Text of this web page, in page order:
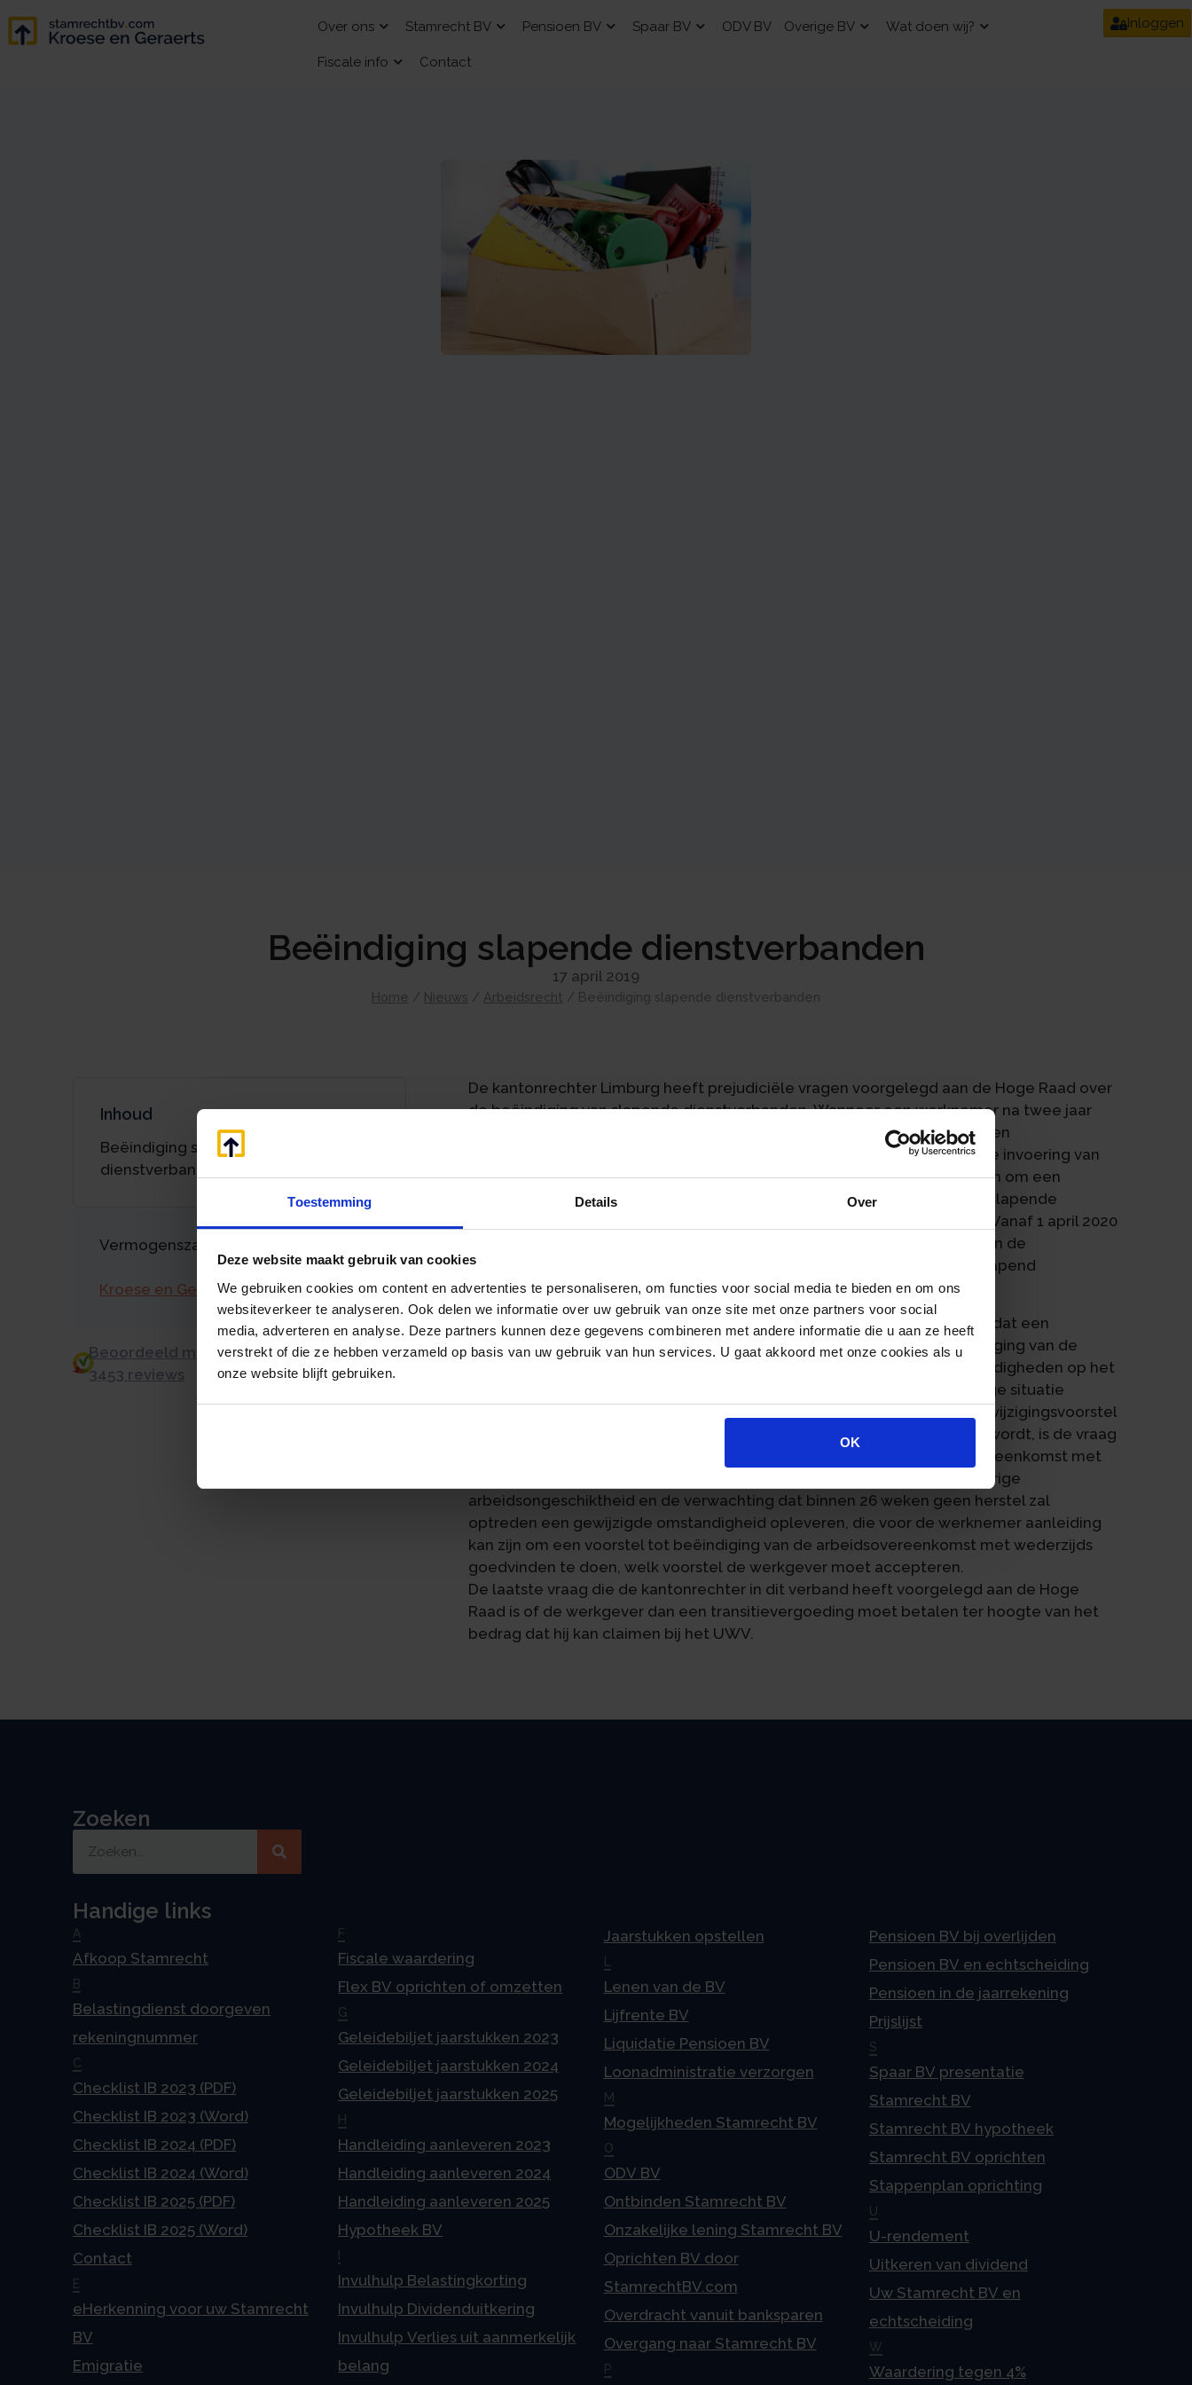
Toestemming Details Over
Deze website maakt gebruik van cookies
We gebruiken cookies om content en advertenties te personaliseren, om functies voor social media te bieden en om ons
websiteverkeer te analyseren. Ook delen we informatie over uw gebruik van onze site met onze partners voor social
media, adverteren en analyse. Deze partners kunnen deze gegevens combineren met andere informatie die u aan ze heeft
verstrekt of die ze hebben verzameld op basis van uw gebruik van hun services. U gaat akkoord met onze cookies als u
onze website blijft gebruiken.
OK
Over ons Stamrecht BV Pensioen BV Spaar BV ODV BV Overige BV Wat doen wij?
Fiscale info Contact
Inloggen
Beëindiging slapende dienstverbanden
17 april 2019
Home / Nieuws / Arbeidsrecht / Beëindiging slapende dienstverbanden
Inhoud
Beëindiging slapende
dienstverbanden
Vermogenszaken goed regelen?
Kroese en Geraerts
Beoordeeld met een 9.0 uit 10 op basis van
3453 reviews
De kantonrechter Limburg heeft prejudiciële vragen voorgelegd aan de Hoge Raad over
de beëindiging van slapende dienstverbanden. Wanneer een werknemer na twee jaar
wegens arbeidsongeschiktheid niet te hebben gewerkt recht krijgt op een
arbeidsongeschiktheidsuitkering, eindigt het dienstverband niet. Door de invoering van
de transitievergoeding is er voor werkgevers een belemmering gekomen om een
slapend dienstverband te beëindigen. Wanneer de werknemer zelf het slapende
dienstverband opzegt, heeft hij geen recht op een transitievergoeding. Vanaf 1 april 2020
kunnen werkgevers een verzoek indienen bij het UWV tot vergoeding van de
transitievergoeding die zij hebben betaald bij de beëindiging van een slapend
dienstverband.
In het arrest Stoof/Mammoet uit 2008 heeft de Hoge Raad geoordeeld dat een
werknemer verplicht kan zijn om een voorstel van de werkgever tot wijziging van de
arbeidsovereenkomst te aanvaarden in verband met gewijzigde omstandigheden op het
werk. Een van de vragen is nu of dit arrest ook geldt in de spiegelbeeldige situatie
waarin de werknemer in verband met gewijzigde omstandigheden een wijzigingsvoorstel
doet aan de werkgever. Wanneer deze vraag bevestigend beantwoord wordt, is de vraag
of het ook kan gaan om een voorstel tot beëindiging van de arbeidsovereenkomst met
wederzijds goedvinden. De vervolgvraag is of de combinatie van langdurige
arbeidsongeschiktheid en de verwachting dat binnen 26 weken geen herstel zal
optreden een gewijzigde omstandigheid opleveren, die voor de werknemer aanleiding
kan zijn om een voorstel tot beëindiging van de arbeidsovereenkomst met wederzijds
goedvinden te doen, welk voorstel de werkgever moet accepteren.
De laatste vraag die de kantonrechter in dit verband heeft voorgelegd aan de Hoge
Raad is of de werkgever dan een transitievergoeding moet betalen ter hoogte van het
bedrag dat hij kan claimen bij het UWV.
Zoeken
Handige links
A
Afkoop Stamrecht
B
Belastingdienst doorgeven
rekeningnummer
C
Checklist IB 2023 (PDF)
Checklist IB 2023 (Word)
Checklist IB 2024 (PDF)
Checklist IB 2024 (Word)
Checklist IB 2025 (PDF)
Checklist IB 2025 (Word)
Contact
E
eHerkenning voor uw Stamrecht
BV
Emigratie
F
Fiscale waardering
Flex BV oprichten of omzetten
G
Geleidebiljet jaarstukken 2023
Geleidebiljet jaarstukken 2024
Geleidebiljet jaarstukken 2025
H
Handleiding aanleveren 2023
Handleiding aanleveren 2024
Handleiding aanleveren 2025
Hypotheek BV
Invulhulp Belastingkorting
Invulhulp Dividenduitkering
Invulhulp Verlies uit aanmerkelijk
belang
Jaarstukken opstellen
Lenen van de BV
Lijfrente BV
Liquidatie Pensioen BV
Loonadministratie verzorgen
M
Mogelijkheden Stamrecht BV
O
ODV BV
Ontbinden Stamrecht BV
Onzakelijke lening Stamrecht BV
Oprichten BV door
StamrechtBV.com
Overdracht vanuit banksparen
Overgang naar Stamrecht BV
P
Pensioen BV bij overlijden
Pensioen BV en echtscheiding
Pensioen in de jaarrekening
Prijslijst
S
Spaar BV presentatie
Stamrecht BV
Stamrecht BV hypotheek
Stamrecht BV oprichten
Stappenplan oprichting
U
U-rendement
Uitkeren van dividend
Uw Stamrecht BV en
echtscheiding
W
Waardering tegen 4%